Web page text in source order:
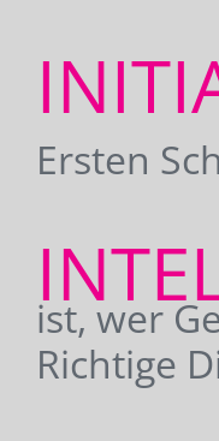
Ersten
ist, wer
Richtige